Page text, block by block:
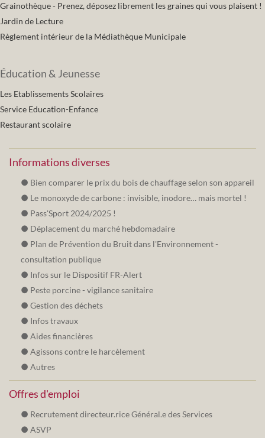
Grainothèque - Prenez, déposez librement les graines qui vous plaisent !
Jardin de Lecture
Règlement intérieur de la Médiathèque Municipale
Éducation & Jeunesse
Les Etablissements Scolaires
Service Education-Enfance
Restaurant scolaire
Informations diverses
Bien comparer le prix du bois de chauffage selon son appareil
Le monoxyde de carbone : invisible, inodore… mais mortel !
Pass'Sport 2024/2025 !
Déplacement du marché hebdomadaire
Plan de Prévention du Bruit dans l'Environnement -
consultation publique
Infos sur le Dispositif FR-Alert
Peste porcine - vigilance sanitaire
Gestion des déchets
Infos travaux
Aides financières
Agissons contre le harcèlement
Autres
Offres d'emploi
Recrutement directeur.rice Général.e des Services
ASVP